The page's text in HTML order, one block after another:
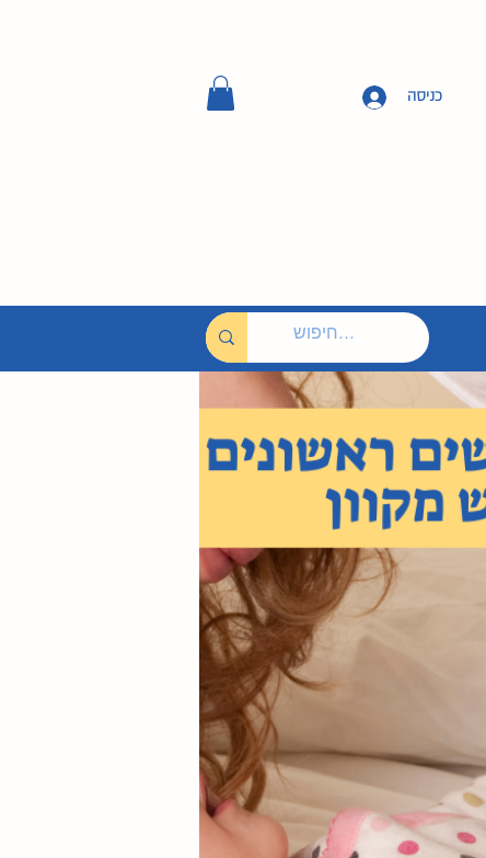
כניסה